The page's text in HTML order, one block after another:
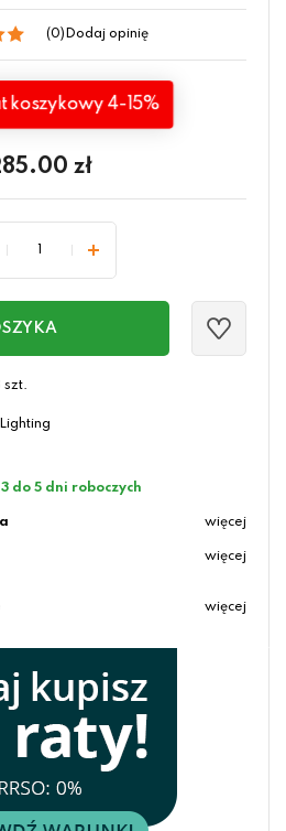
(0) Dodaj opinię
koszykowy 4-15%
zł
szt.
Lighting
do 5 dni roboczych
więcej
więcej
więcej